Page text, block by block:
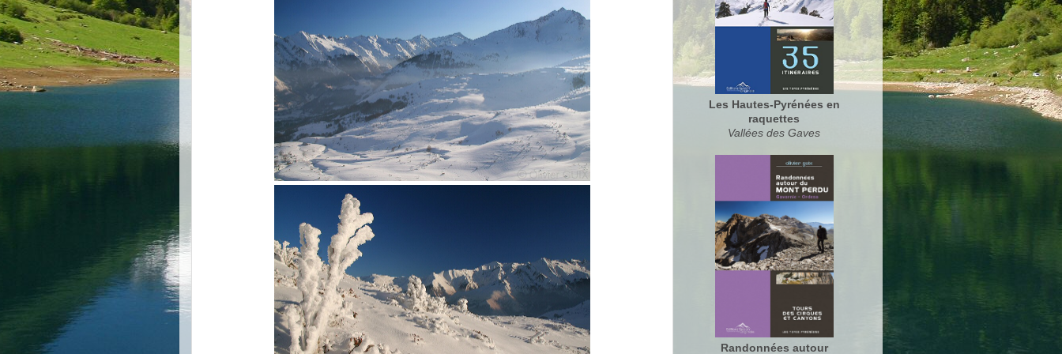
Les Hautes-Pyrénées en
raquettes
Vallées des Gaves
Randonnées autour